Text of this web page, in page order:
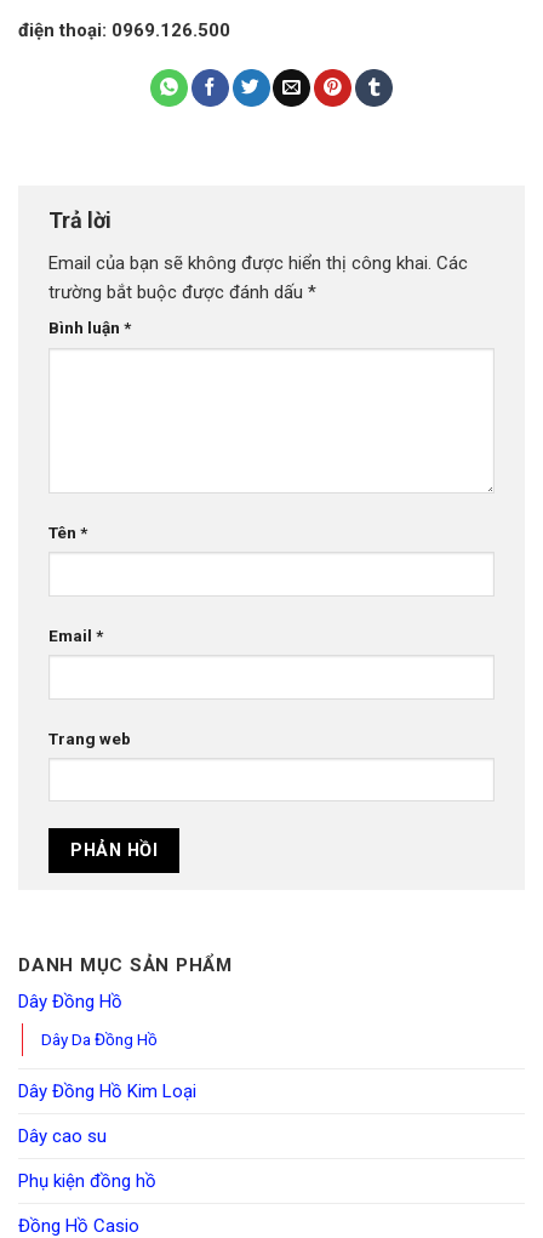
điện thoại: 0969.126.500
Trả lời
Email của bạn sẽ không được hiển thị công khai. Các
trường bắt buộc được đánh dấu *
Bình luận *
Tên *
Email *
Trang web
DANH MỤC SẢN PHẨM
Dây Đồng Hồ
Dây Da Đồng Hồ
Dây Đồng Hồ Kim Loại
Dây cao su
Phụ kiện đồng hồ
Đồng Hồ Casio